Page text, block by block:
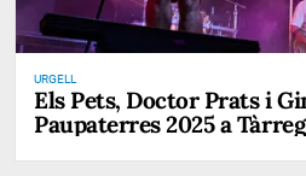
URGELL
Els Pets, Doctor Prats i
Paupaterres 2025 a